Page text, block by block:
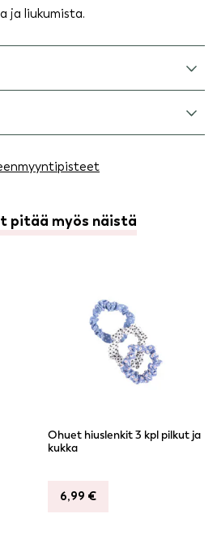
ja liukumista.
pitää myös näistä
Ohuet hiuslenkit 3 kpl pilkut ja
kukka
6,99 €